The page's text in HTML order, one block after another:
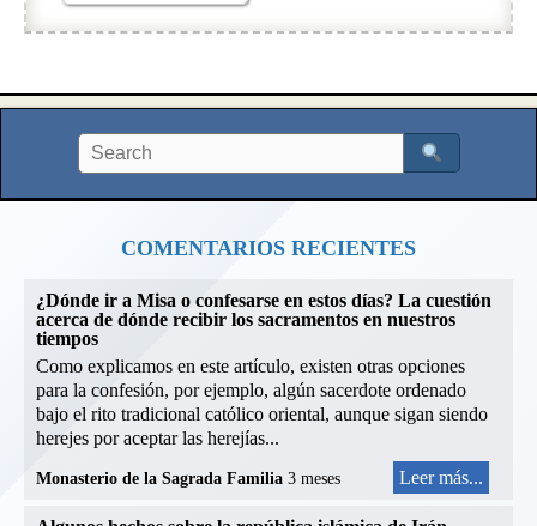
COMENTARIOS RECIENTES
¿Dónde ir a Misa o confesarse en estos días? La cuestión
acerca de dónde recibir los sacramentos en nuestros
tiempos
Como explicamos en este artículo, existen otras opciones
para la confesión, por ejemplo, algún sacerdote ordenado
bajo el rito tradicional católico oriental, aunque sigan siendo
herejes por aceptar las herejías...
Monasterio de la Sagrada Familia 3 meses Leer más...